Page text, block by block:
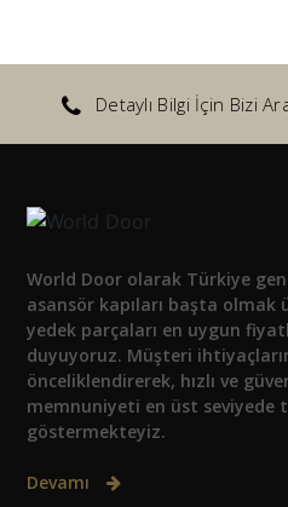
Detaylı Bilgi İçin Bizi
World Door olarak Türkiye
asansör kapıları başta olmak
yedek parçaları en uygun
duyuyoruz. Müşteri
önceliklendirerek, hızlı ve
memnuniyeti en üst seviyede
göstermekteyiz.
Devamı